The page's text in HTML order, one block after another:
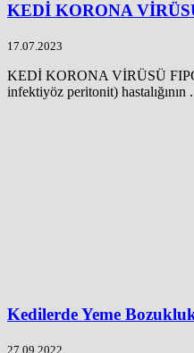
KEDİ KORONA
17.07.2023
KEDİ KORONA VİRÜSÜ
infektiyöz peritonit) hastalığının
Kedilerde Yeme
27.09.2022